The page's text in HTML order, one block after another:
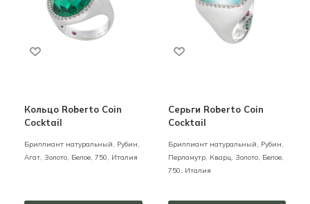
Кольцо Roberto Coin
Cocktail
Бриллиант натуральный, Рубин,
Агат, Золото, Белое, 750, Италия
Серьги Roberto Coin
Cocktail
Бриллиант натуральный, Рубин,
Перламутр, Кварц, Золото, Белое,
750, Италия